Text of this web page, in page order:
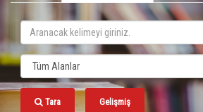
Tara Gelişmiş